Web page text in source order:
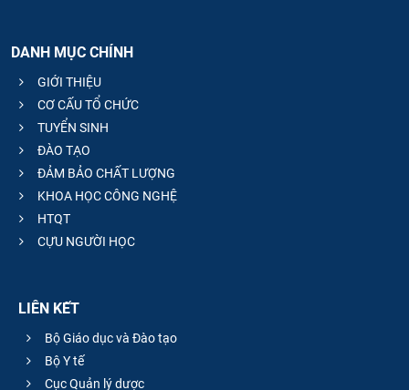
DANH MỤC CHÍNH
GIỚI THIỆU
CƠ CẤU TỔ CHỨC
TUYỂN SINH
ĐÀO TẠO
ĐẢM BẢO CHẤT LƯỢNG
KHOA HỌC CÔNG NGHỆ
HTQT
CỰU NGƯỜI HỌC
LIÊN KẾT
Bộ Giáo dục và Đào tạo
Bộ Y tế
Cục Quản lý dược